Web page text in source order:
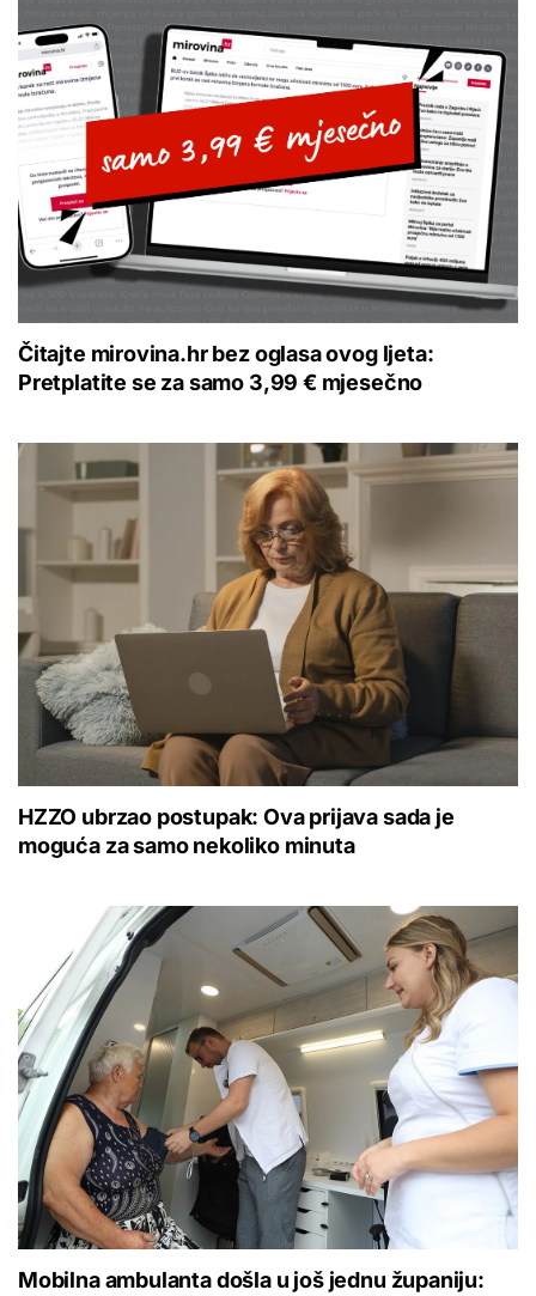
Čitajte mirovina.hr bez oglasa ovog ljeta:
Pretplatite se za samo 3,99 € mjesečno
HZZO ubrzao postupak: Ova prijava sada je
moguća za samo nekoliko minuta
Mobilna ambulanta došla u još jednu županiju: